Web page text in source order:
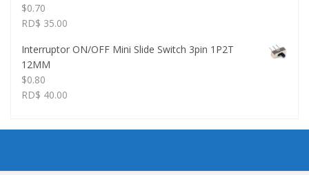
$0.70
RD$ 35.00
Interruptor ON/OFF Mini Slide Switch 3pin 1P2T
12MM
$0.80
RD$ 40.00